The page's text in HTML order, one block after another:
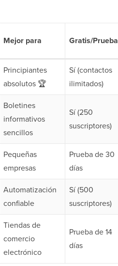
Mejor para Gratis/Prueba
Principiantes
absolutos 🏆
Sí (contactos
ilimitados)
Boletines
informativos
sencillos
Sí (250
suscriptores)
Pequeñas
empresas
Prueba de 30
días
Automatización
confiable
Sí (500
suscriptores)
Tiendas de
comercio
electrónico
Prueba de 14
días